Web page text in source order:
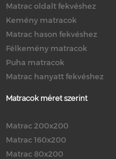
Matrac oldalt fekvéshez
Kemény matracok
Matrac hason fekvéshez
Félkemény matracok
Puha matracok
Matrac hanyatt fekvéshez
Matracok méret szerint
Matrac 200x200
Matrac 160x200
Matrac 80x200